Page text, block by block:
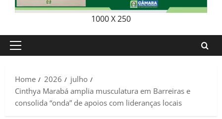
1000 X 250
Primary
Home
2026
julho
Cinthya Marabá amplia musculatura em Barreiras e
consolida “onda” de apoios com lideranças locais